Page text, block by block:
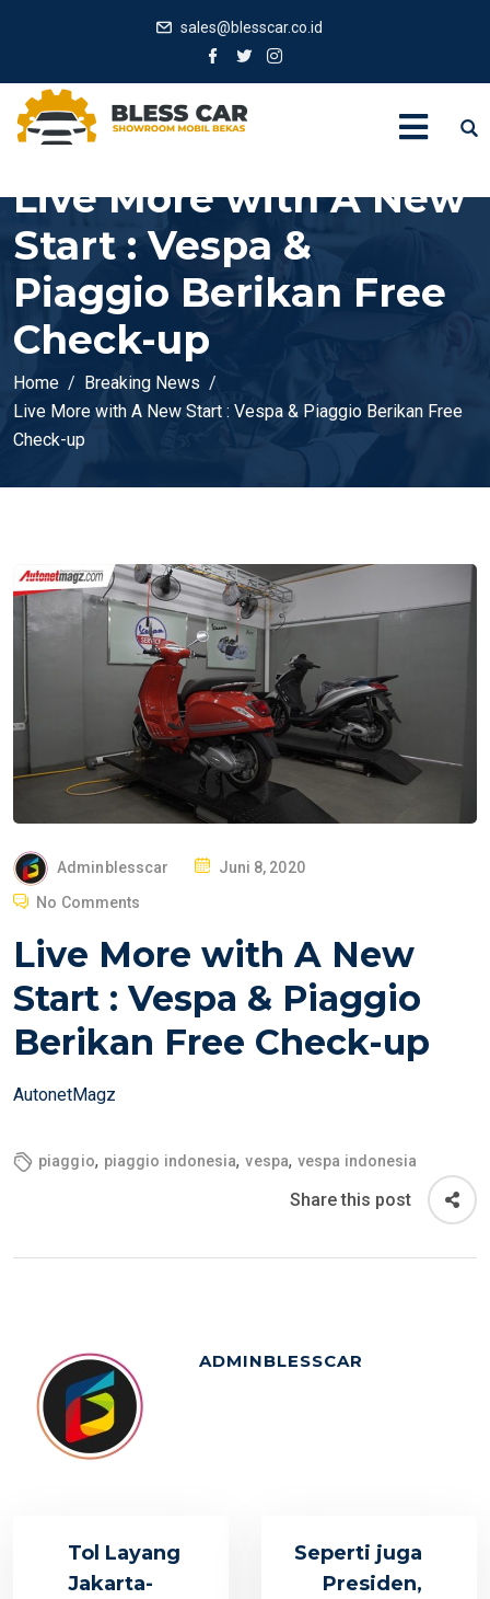
sales@blesscar.co.id
Live More with A New
Start : Vespa &
Piaggio Berikan Free
Check-up
Home
Breaking News
Live More with A New Start : Vespa & Piaggio Berikan Free
Check-up
Adminblesscar
T
D
O
Juni 8, 2020
No Comments
Live More with A New
Start : Vespa & Piaggio
Berikan Free Check-up
AutonetMagz
piaggio, piaggio indonesia, vespa, vespa indonesia
Share this post
ADMINBLESSCAR
Tol Layang
Jakarta-
Seperti juga
Presiden,